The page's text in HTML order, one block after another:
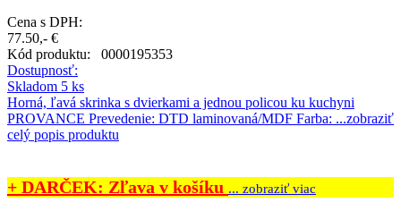
Cena s DPH:
77.50,- €
Kód produktu: 0000195353
Dostupnosť:
Skladom 5 ks
Horná, ľavá skrinka s dvierkami a jednou policou ku kuchyni
PROVANCE Prevedenie: DTD laminovaná/MDF Farba: ...zobraziť
celý popis produktu
+ DARČEK: Zľava v košíku ... zobraziť viac